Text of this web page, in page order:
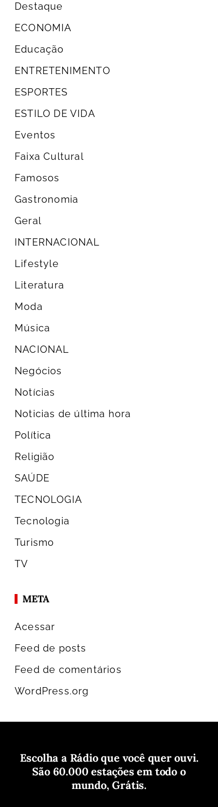
Destaque
ECONOMIA
Educação
ENTRETENIMENTO
ESPORTES
ESTILO DE VIDA
Eventos
Faixa Cultural
Famosos
Gastronomia
Geral
INTERNACIONAL
Lifestyle
Literatura
Moda
Música
NACIONAL
Negócios
Notícias
Noticias de última hora
Política
Religião
SAÚDE
TECNOLOGIA
Tecnologia
Turismo
TV
META
Acessar
Feed de posts
Feed de comentários
WordPress.org
Escolha a Rádio que você quer ouvi.
São 60.000 estações em todo o
mundo, Grátis.